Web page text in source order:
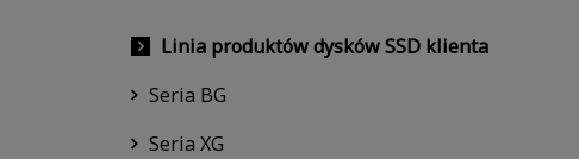
Linia produktów dysków SSD klienta
Seria BG
Seria XG